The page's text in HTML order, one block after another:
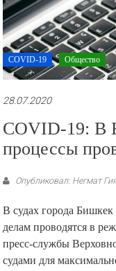
COVID-19 Общество
28.07.2020
COVID-19: В
процессы
Опубликовал: Негмат
В судах города
делам проводятся в
пресс-службы
судами для